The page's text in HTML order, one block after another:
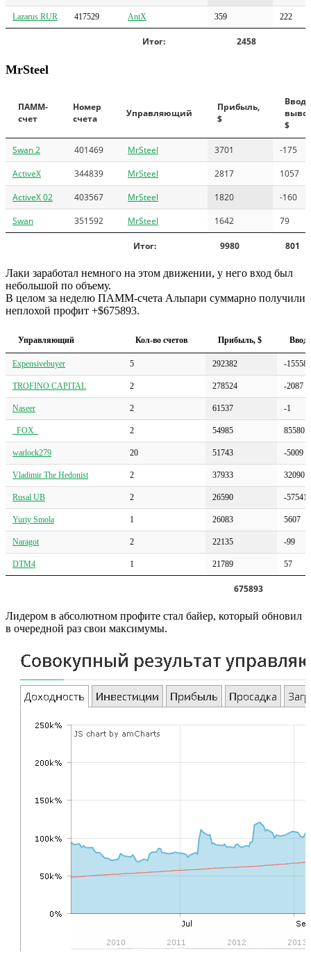
Lazarus RUR 417529 AntX 359 222
Итог: 2458
MrSteel
ПАММ-
счет
Номер
счета
Управляющий
Прибыль,
$
Ввод/
$
Swan 2 401469 MrSteel 3701
-175
ActiveX
344839 MrSteel 2817
1057
ActiveX 02
403567 MrSteel 1820
-160
Swan
351592 MrSteel 1642 79
Итог: 9980 801
Лаки заработал немного на этом движении, у него вход был
небольшой по объему.
В целом за неделю ПАММ-счета Альпари суммарно получили
неплохой профит +$675893.
Управляющий Кол-во счетов Прибыль, $
Expensivebuyer 5 292382 -155589
TROFINO CAPITAL 2 278524 -2087
Naseer 2 61537 -1
_FOX_ 2 54985 85580
warlock279 20 51743 -5009
Vladimir The Hedonist 2 37933 32090
Rusal UB 2 26590 -57541
Yuriy Smola 1 26083 5607
Naragot 2 22135 -99
DTM4 1 21789 57
675893
Лидером в абсолютном профите стал байер, который обновил
в очередной раз свои максимумы.